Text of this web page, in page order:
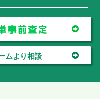
ムより相談